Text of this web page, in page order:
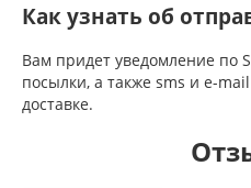
Как узнать об
Вам придет уведомление по
посылки, а также sms и e-
доставке.